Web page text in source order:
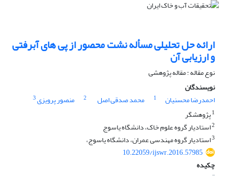
ارائه حل تحلیلی مسأله نشت محصور از پی های آبرفتی
و ارزیابی آن
نوع مقاله : مقاله پژوهشی
نویسندگان
احمدرضا محسنیان
1 محمد صدقی اصل 2 منصور پرویزی3
1پژوهشگر
2استادیار گروه علوم خاک، دانشگاه یاسوج
3استادیار گروه مهندسی عمران، دانشگاه یاسوج،
10.22059/ijswr.2016.57985
چکیده